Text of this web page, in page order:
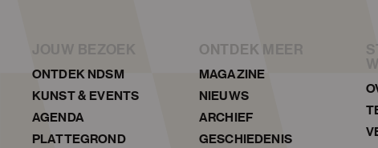
ONTDEK NDSM
KUNST & EVENTS
AGENDA
PLATTEGROND
ONTDEK MEER
MAGAZINE
NIEUWS
ARCHIEF
GESCHIEDENIS